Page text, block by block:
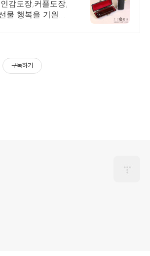
감도장,커플도장,
물 행복을 기원하
구독하기